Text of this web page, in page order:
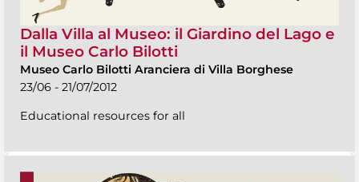
Dalla Villa al Museo: il Giardino del Lago e
il Museo Carlo Bilotti
Museo Carlo Bilotti Aranciera di Villa Borghese
23/06 - 21/07/2012
Educational resources for all